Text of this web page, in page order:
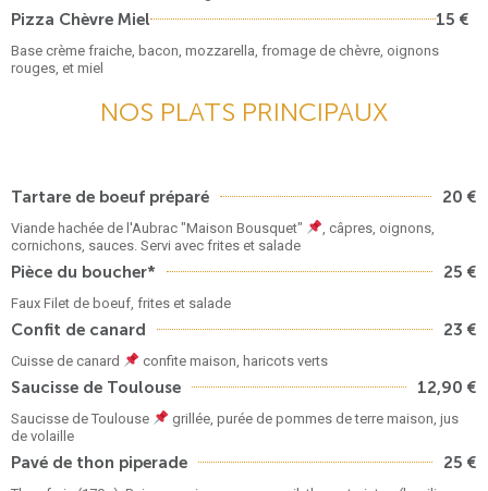
Pizza Chèvre Miel 15 €
Base crème fraiche, bacon, mozzarella, fromage de chèvre, oignons
rouges, et miel
NOS PLATS PRINCIPAUX
Tartare de boeuf préparé 20 €
Viande hachée de l'Aubrac "Maison Bousquet"
, câpres, oignons,
cornichons, sauces. Servi avec frites et salade
Pièce du boucher* 25 €
Faux Filet de boeuf, frites et salade
Confit de canard 23 €
Cuisse de canard confite maison, haricots verts
Saucisse de Toulouse 12,90 €
Saucisse de Toulouse
grillée, purée de pommes de terre maison, jus
de volaille
Pavé de thon piperade 25 €